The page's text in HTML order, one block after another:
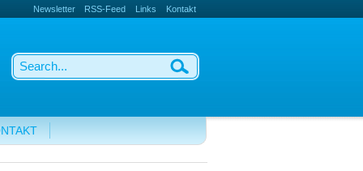
Newsletter RSS-Feed Links Kontakt